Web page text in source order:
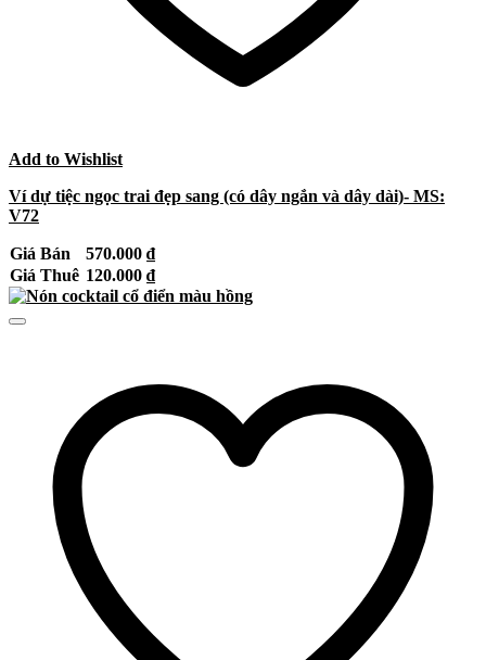
Add to Wishlist
Ví dự tiệc ngọc trai đẹp sang (có dây ngắn và dây dài)- MS:
V72
Giá Bán 570.000 ₫
Giá Thuê 120.000 ₫